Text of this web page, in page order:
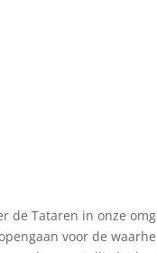
de Tataren in onze
voor de